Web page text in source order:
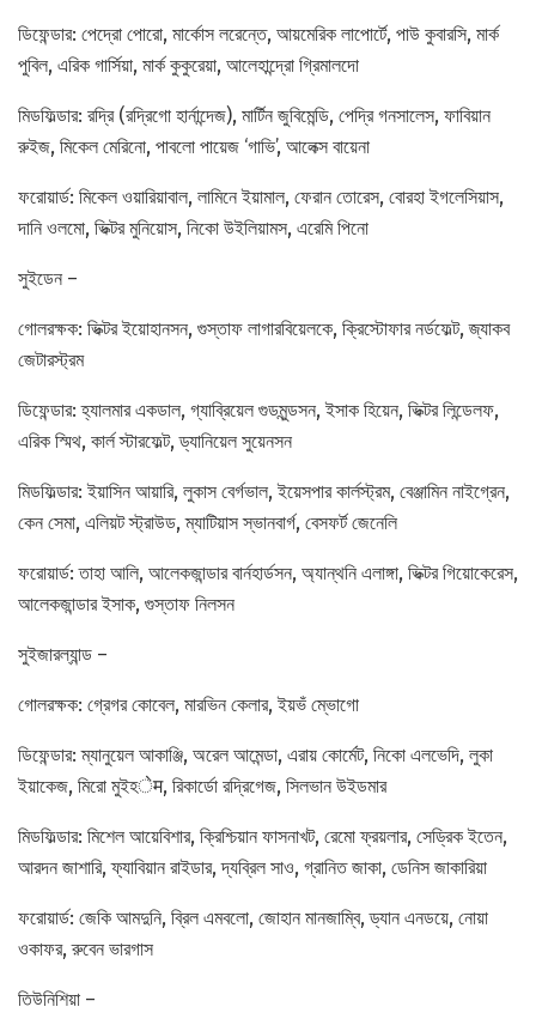
ডিফেন্ডার: পেদ্রো পোরো, মার্কোস লরেন্তে, আয়মেরিক লাপোর্টে, পাউ কুবারসি, মার্ক
পুবিল, এরিক গার্সিয়া, মার্ক কুকুরেয়া, আলেহান্দ্রো গ্রিমালদো
মিডফিল্ডার: রদ্রি (রদ্রিগো হার্নান্দেজ), মার্টিন জুবিমেন্ডি, পেদ্রি গনসালেস, ফাবিয়ান
রুইজ, মিকেল মেরিনো, পাবলো পায়েজ ‘গাভি’, আলেক্স বায়েনা
ফরোয়ার্ড: মিকেল ওয়ারিয়াবাল, লামিনে ইয়ামাল, ফেরান তোরেস, বোরহা ইগলেসিয়াস,
দানি ওলমো, ভিক্টর মুনিয়োস, নিকো উইলিয়ামস, এরেমি পিনো
সুইডেন –
গোলরক্ষক: ভিক্টর ইয়োহানসন, গুস্তাফ লাগারবিয়েলকে, ক্রিস্টোফার নর্ডফেল্ট, জ্যাকব
জেটারস্ট্রম
ডিফেন্ডার: হ্যালমার একডাল, গ্যাব্রিয়েল গুডমুন্ডসন, ইসাক হিয়েন, ভিক্টর লিন্ডেলফ,
এরিক স্মিথ, কার্ল স্টারফেল্ট, ড্যানিয়েল সুয়েনসন
মিডফিল্ডার: ইয়াসিন আয়ারি, লুকাস বের্গভাল, ইয়েসপার কার্লস্ট্রম, বেঞ্জামিন নাইগ্রেন,
কেন সেমা, এলিয়ট স্ট্রাউড, ম্যাটিয়াস স্ভানবার্গ, বেসফর্ট জেনেলি
ফরোয়ার্ড: তাহা আলি, আলেকজান্ডার বার্নহার্ডসন, অ্যান্থনি এলাঙ্গা, ভিক্টর গিয়োকেরেস,
আলেকজান্ডার ইসাক, গুস্তাফ নিলসন
সুইজারল্যান্ড –
গোলরক্ষক: গ্রেগর কোবেল, মারভিন কেলার, ইয়ভঁ ম্ভোগো
ডিফেন্ডার: ম্যানুয়েল আকাঞ্জি, অরেল আমেন্ডা, এরায় কোর্মেট, নিকো এলভেদি, লুকা
ইয়াকেজ, মিরো মুইহेम, রিকার্ডো রদ্রিগেজ, সিলভান উইডমার
মিডফিল্ডার: মিশেল আয়েবিশার, ক্রিশ্চিয়ান ফাসনাখট, রেমো ফ্রয়লার, সেড্রিক ইতেন,
আরদন জাশারি, ফ্যাবিয়ান রাইডার, দ্যব্রিল সাও, গ্রানিত জাকা, ডেনিস জাকারিয়া
ফরোয়ার্ড: জেকি আমদুনি, ব্রিল এমবলো, জোহান মানজাম্বি, ড্যান এনডয়ে, নোয়া
ওকাফর, রুবেন ভারগাস
তিউনিশিয়া –